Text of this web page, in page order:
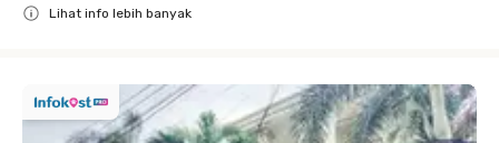
Lihat info lebih banyak